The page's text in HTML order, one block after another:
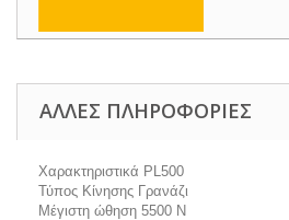
ΆΛΛΕΣ ΠΛΗΡΟΦΟΡΊΕΣ
Χαρακτηριστικά PL500
Τύπος Κίνησης Γρανάζι
Μέγιστη ώθηση 5500 N